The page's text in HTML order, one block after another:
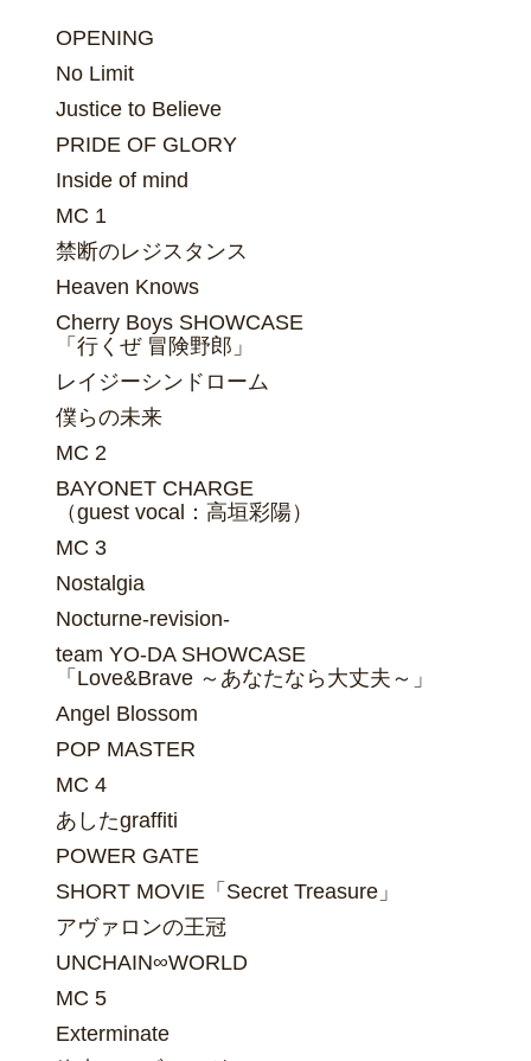
OPENING
No Limit
Justice to Believe
PRIDE OF GLORY
Inside of mind
MC 1
禁断のレジスタンス
Heaven Knows
Cherry Boys SHOWCASE
「行くぜ 冒険野郎」
レイジーシンドローム
僕らの未来
MC 2
BAYONET CHARGE
（guest vocal：高垣彩陽）
MC 3
Nostalgia
Nocturne-revision-
team YO-DA SHOWCASE
「Love&Brave ～あなたなら大丈夫～」
Angel Blossom
POP MASTER
MC 4
あしたgraffiti
POWER GATE
SHORT MOVIE「Secret Treasure」
アヴァロンの王冠
UNCHAIN∞WORLD
MC 5
Exterminate